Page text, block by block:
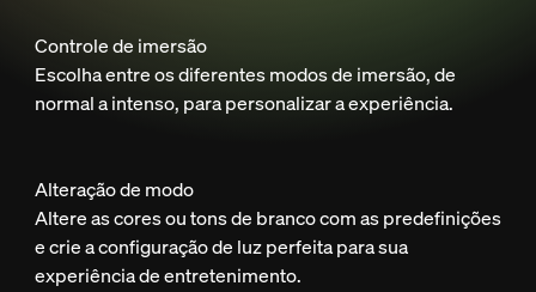
Controle de imersão
Escolha entre os diferentes modos de imersão, de
normal a intenso, para personalizar a experiência.
Alteração de modo
Altere as cores ou tons de branco com as predefinições
e crie a configuração de luz perfeita para sua
experiência de entretenimento.